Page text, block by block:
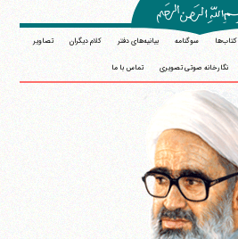
کتاب‌ها سوگنامه بیانیه‌های دفتر کلام دیگران تصاویر
نگارخانه صوتی تصویری تماس با ما